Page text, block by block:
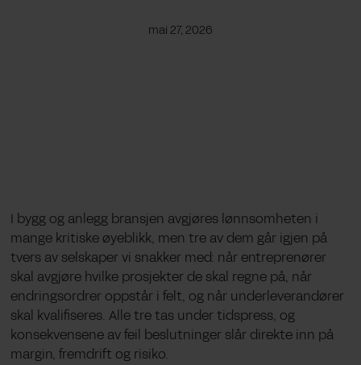
mai 27, 2026
I bygg og anlegg bransjen avgjøres lønnsomheten i
mange kritiske øyeblikk, men tre av dem går igjen på
tvers av selskaper vi snakker med: når entreprenører
skal avgjøre hvilke prosjekter de skal regne på, når
endringsordrer oppstår i felt, og når underleverandører
skal kvalifiseres. Alle tre tas under tidspress, og
konsekvensene av feil beslutninger slår direkte inn på
margin, fremdrift og risiko.